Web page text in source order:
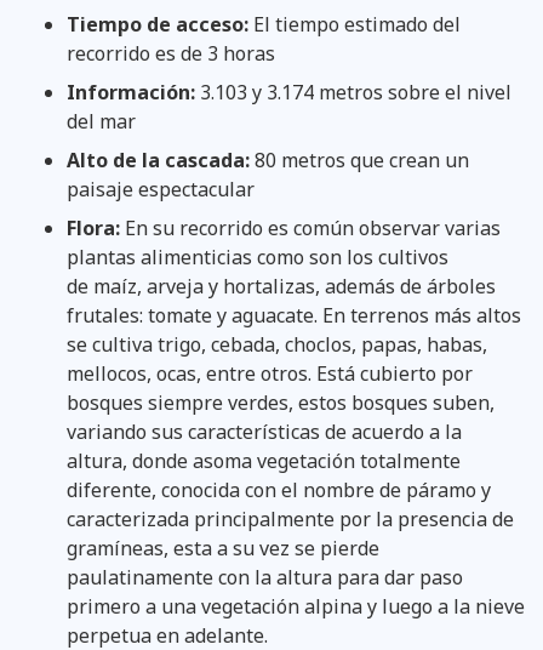
Tiempo de acceso: El tiempo estimado del
recorrido es de 3 horas
Información: 3.103 y 3.174 metros sobre el nivel
del mar
Alto de la cascada:80 metros que crean un
paisaje espectacular
Flora: En su recorrido es común observar varias
plantas alimenticias como son los cultivos
de maíz, arveja y hortalizas, además de árboles
frutales: tomate y aguacate. En terrenos más altos
se cultiva trigo, cebada, choclos, papas, habas,
mellocos, ocas, entre otros. Está cubierto por
bosques siempre verdes, estos bosques suben,
variando sus características de acuerdo a la
altura, donde asoma vegetación totalmente
diferente, conocida con el nombre de páramo y
caracterizada principalmente por la presencia de
gramíneas, esta a su vez se pierde
paulatinamente con la altura para dar paso
primero a una vegetación alpina y luego a la nieve
perpetua en adelante.